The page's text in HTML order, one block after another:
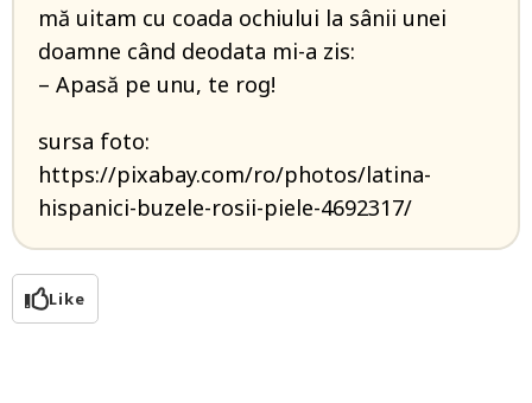
mă uitam cu coada ochiului la sânii unei
doamne când deodata mi-a zis:
– Apasă pe unu, te rog!
sursa foto:
https://pixabay.com/ro/photos/latina-
hispanici-buzele-rosii-piele-4692317/
Like